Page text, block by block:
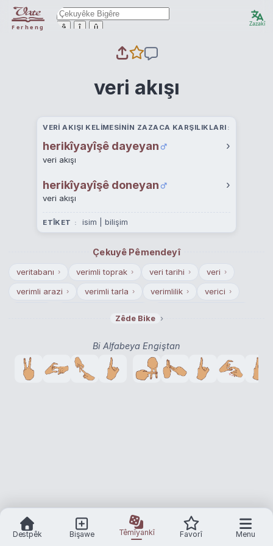
Ferheng ê î û Zazakî
veri akışı
VERI AKIŞI KELIMESININ ZAZACA KARŞILIKLARI
herikîyayîşê dayeyan ›
veri akışı
herikîyayîşê doneyan ›
veri akışı
ETÎKET isim | bilişim
Çekuyê Pêmendeyî
veritabanı › verimli toprak › veri tarihi › veri ›
verimli arazi › verimli tarla › verimlilik › verici ›
Zêde Bike ›
Bi Alfabeya Engiştan
Destpêk Bişawe Têmîyankî Favorî Menu